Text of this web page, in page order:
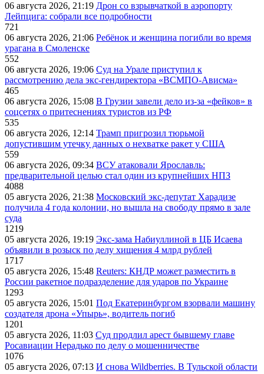
06 августа 2026, 21:19 Дрон со взрывчаткой в аэропорту
Лейпцига: собрали все подробности
721
06 августа 2026, 21:06 Ребёнок и женщина погибли во время
урагана в Смоленске
552
06 августа 2026, 19:06 Суд на Урале приступил к
рассмотрению дела экс-гендиректора «ВСМПО-Ависма»
465
06 августа 2026, 15:08 В Грузии завели дело из-за «фейков» в
соцсетях о притеснениях туристов из РФ
535
06 августа 2026, 12:14 Трамп пригрозил тюрьмой
допустившим утечку данных о нехватке ракет у США
559
06 августа 2026, 09:34 ВСУ атаковали Ярославль:
предварительной целью стал один из крупнейших НПЗ
4088
05 августа 2026, 21:38 Московский экс-депутат Харадизе
получила 4 года колонии, но вышла на свободу прямо в зале
суда
1219
05 августа 2026, 19:19 Экс-зама Набиуллиной в ЦБ Исаева
объявили в розыск по делу хищения 4 млрд рублей
1717
05 августа 2026, 15:48 Reuters: КНДР может разместить в
России ракетное подразделение для ударов по Украине
1293
05 августа 2026, 15:01 Под Екатеринбургом взорвали машину
создателя дрона «Упырь», водитель погиб
1201
05 августа 2026, 11:03 Суд продлил арест бывшему главе
Росавиации Нерадько по делу о мошенничестве
1076
05 августа 2026, 07:13 И снова Wildberries. В Тульской области